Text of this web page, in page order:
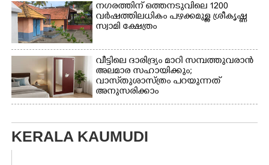
നഗരത്തിന് ഒത്തനടുവിലെ 1200
വർഷത്തിലധികം പഴക്കമുള്ള ശ്രീകൃഷ്ണ
സ്വാമി ക്ഷേത്രം
വീട്ടിലെ ദാരിദ്ര്യം മാറി സമ്പത്തുവരാൻ
അലമാര സഹായിക്കും;
വാസ്‌തുശാസ്ത്രം പറയുന്നത്
അനുസരിക്കാം
KERALA KAUMUDI